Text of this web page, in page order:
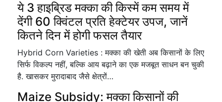
ये 3 हाइब्रिड मक्का की किस्में कम समय में
देंगी 60 क्विंटल प्रति हेक्टेयर उपज, जानें
कितने दिन में होगी फसल तैयार
Hybrid Corn Varieties : मक्का की खेती अब किसानों के लिए
सिर्फ विकल्प नहीं, बल्कि आय बढ़ाने का एक मजबूत साधन बन चुकी
है. खासकर मुरादाबाद जैसे क्षेत्रों…
Maize Subsidy: मक्का किसानों की